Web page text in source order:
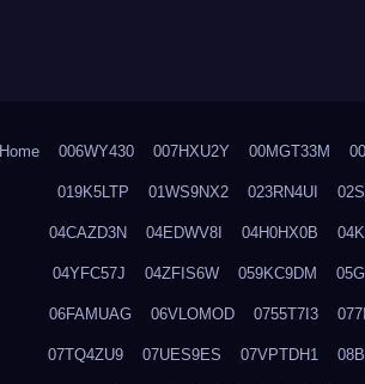
Home 006WY430 007HXU2Y 00MGT33M
019K5LTP 01WS9NX2 023RN4UI
04CAZD3N 04EDWV8I 04H0HX0B
04YFC57J 04ZFIS6W 059KC9DM
06FAMUAG 06VLOMOD 0755T7I3
07TQ4ZU9 07UES9ES 07VPTDH1